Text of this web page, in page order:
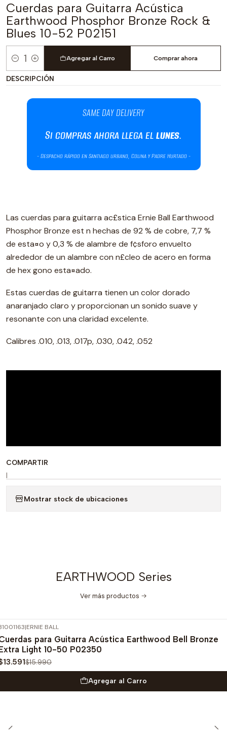
Cuerdas para Guitarra Acústica
Earthwood Phosphor Bronze Rock &
Blues 10-52 P02151
Cantidad
Agregar al Carro Comprar ahora
DESCRIPCIÓN
Las cuerdas para guitarra ac£stica Ernie Ball Earthwood
Phosphor Bronze est n hechas de 92 % de cobre, 7,7 %
de esta¤o y 0,3 % de alambre de f¢sforo envuelto
alrededor de un alambre con n£cleo de acero en forma
de hex gono esta¤ado.
Estas cuerdas de guitarra tienen un color dorado
anaranjado claro y proporcionan un sonido suave y
resonante con una claridad excelente.
Calibres .010, .013, .017p, .030, .042, .052
COMPARTIR
|
Mostrar stock de ubicaciones
EARTHWOOD Series
Ver más productos
OFF
|ERNIE BALL
para Guitarra Acústica Earthwood Bell Bronze
Light 10-50 P02350
$15.990
Agregar al Carro